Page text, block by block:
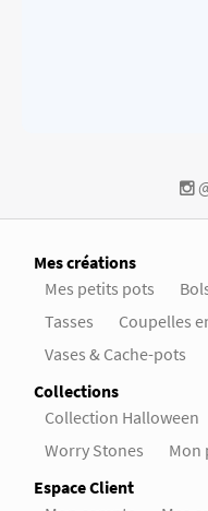
Mes créations
Mes petits pots
Tasses
Coupelles
Vases & Cache-pots
Collections
Collection Halloween
Worry Stones
Mon
Espace Client